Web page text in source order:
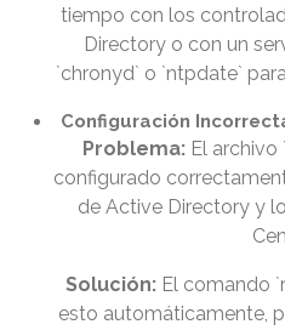
tiempo con los
Directory o con un
`chronyd` o `ntpdate`
Configuración
Problema: El
configurado
de Active Directory y
Solución:El comando
esto automáticamente,